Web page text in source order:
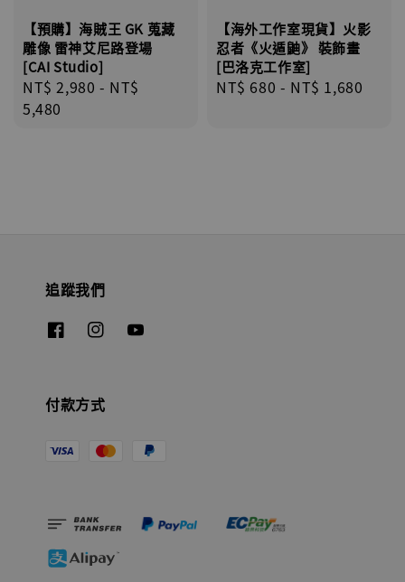
【預購】海賊王 GK 蒐藏
雕像 雷神艾尼路登場
[CAI Studio]
Regular
price
NT$ 2,980 - NT$
5,480
【海外工作室現貨】火影
忍者《火遁鼬》 裝飾畫
[巴洛克工作室]
Regular
NT$ 680 - NT$ 1,680
追蹤我們
付款方式